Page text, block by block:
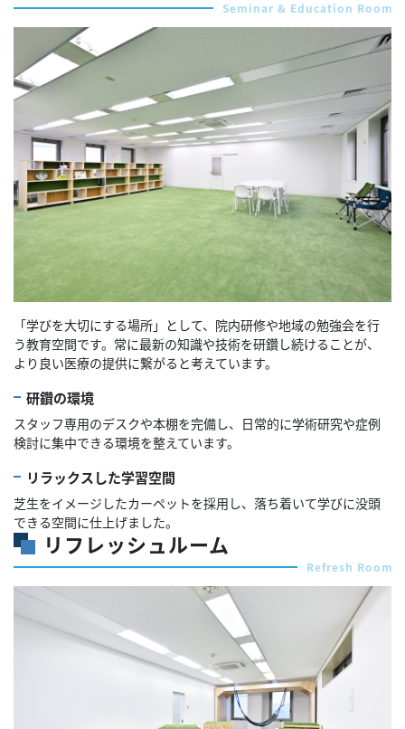
Seminar & Education Room
「学びを大切にする場所」として、院内研修や地域の勉強会を行
う教育空間です。常に最新の知識や技術を研鑽し続けることが、
より良い医療の提供に繋がると考えています。
研鑽の環境
スタッフ専用のデスクや本棚を完備し、日常的に学術研究や症例
検討に集中できる環境を整えています。
リラックスした学習空間
芝生をイメージしたカーペットを採用し、落ち着いて学びに没頭
できる空間に仕上げました。
リフレッシュルーム
Refresh Room